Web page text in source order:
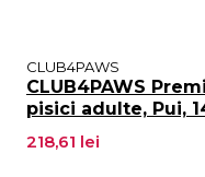
CLUB4PAWS
CLUB4PAWS
pisici adulte, Pui,
218,61 lei